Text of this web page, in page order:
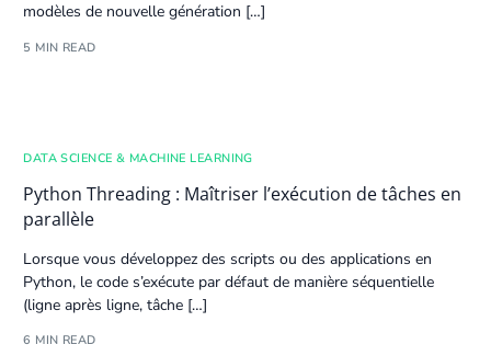
modèles de nouvelle génération […]
5 MIN READ
DATA SCIENCE & MACHINE LEARNING
Python Threading : Maîtriser l’exécution de tâches en
parallèle
Lorsque vous développez des scripts ou desapplications en
Python, le code s’exécute par défaut de manière séquentielle
(ligne après ligne, tâche […]
6 MIN READ